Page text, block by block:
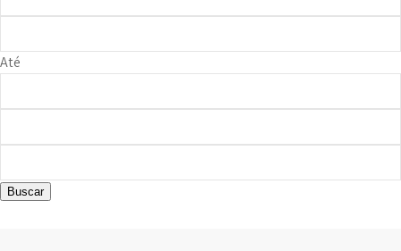
Até
Buscar